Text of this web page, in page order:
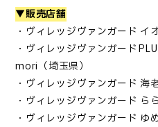
▼販売店舗
・ヴィレッジヴァンガード イ
・ヴィレッジヴァンガード
mori（埼玉県）
・ヴィレッジヴァンガード 海
・ヴィレッジヴァンガード
・ヴィレッジヴァンガード ゆ